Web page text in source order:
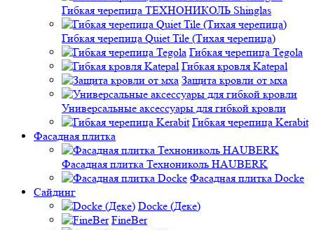
Гибкая черепица ТЕХНОНИКОЛЬ Shinglas
Гибкая черепица Quiet Tile (Тихая черепица)
Гибкая черепица Tegola
Гибкая кровля Katepal
Защита кровли от мха
Универсальные аксессуары для гибкой кровли
Гибкая черепица Kerabit
Фасадная плитка
Фасадная плитка Технониколь HAUBERK
Фасадная плитка Docke
Сайдинг
Docke (Деке)
FineBer